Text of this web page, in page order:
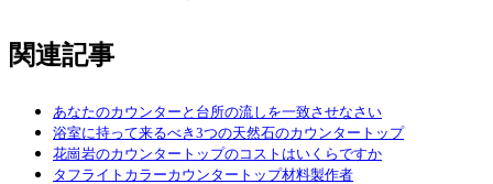
関連記事
あなたのカウンターと台所の流しを一致させなさい
浴室に持って来るべき3つの天然石のカウンタートップ
花崗岩のカウンタートップのコストはいくらですか
タフライトカラーカウンタートップ材料製作者